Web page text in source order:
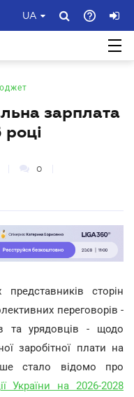
UA
зарплата
році
0
сторін
переговорів -
та урядовців - щодо
заробітної плати на
стало відомо про
України на 2026-2028